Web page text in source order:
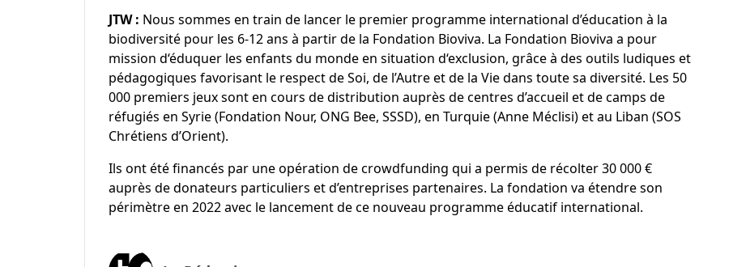
JTW : Nous sommes en train de lancer le premier programme international d’éducation à la
biodiversité pour les 6-12 ans à partir de la Fondation Bioviva. La Fondation Bioviva a pour
mission d‘éduquer les enfants du monde en situation d‘exclusion, grâce à des outils ludiques et
pédagogiques favorisant le respect de Soi, de l’Autre et de la Vie dans toute sa diversité. Les 50
000 premiers jeux sont en cours de distribution auprès de centres d’accueil et de camps de
réfugiés en Syrie (Fondation Nour, ONG Bee, SSSD), en Turquie (Anne Méclisi) et au Liban (SOS
Chrétiens d’Orient).
Ils ont été financés par une opération de crowdfunding qui a permis de récolter 30 000 €
auprès de donateurs particuliers et d’entreprises partenaires. La fondation va étendre son
périmètre en 2022 avec le lancement de ce nouveau programme éducatif international.